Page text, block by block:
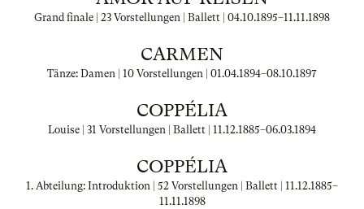
Grand finale | 23 Vorstellungen | Ballett | 04.10.1895–11.11.1898
CARMEN
Tänze: Damen | 10 Vorstellungen | 01.04.1894–08.10.1897
COPPÉLIA
Louise | 31 Vorstellungen | Ballett | 11.12.1885–06.03.1894
COPPÉLIA
1. Abteilung: Introduktion | 52 Vorstellungen | Ballett | 11.12.1885–
11.11.1898